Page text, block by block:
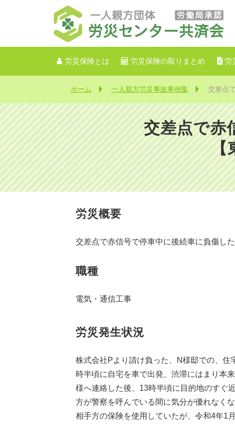
労災保険とは 労災保険の取りまとめ 労
ホーム 一人親方労災事故事例集 交差点
交差点で赤
【
労災概要
交差点で赤信号で停車中に後続車に負傷し
職種
電気・通信工事
労災発生状況
株式会社Pより請け負った、N様邸での、
時半頃に自宅を車で出発、渋滞にはまり本
様へ連絡した後、13時半頃に目的地のすぐ
方が警察を呼んでいる間に気分が優れなく
相手方の保険を使用していたが、令和4年1